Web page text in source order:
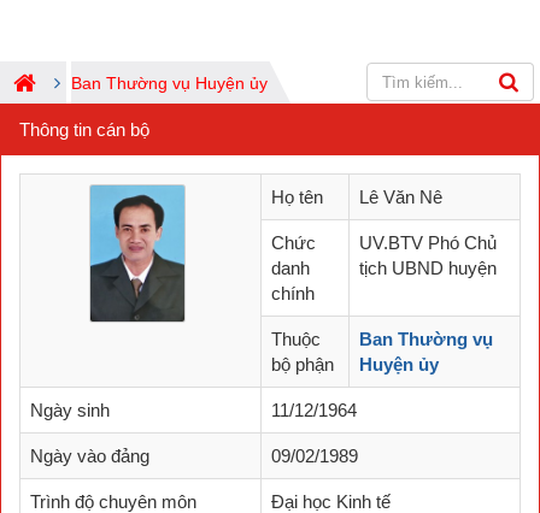
Ban Thường vụ Huyện ủy
Thông tin cán bộ
Họ tên Lê Văn Nê
Chức
danh
chính
UV.BTV Phó Chủ
tịch UBND huyện
Thuộc
bộ phận
Ban Thường vụ
Huyện ủy
Ngày sinh 11/12/1964
Ngày vào đảng 09/02/1989
Trình độ chuyên môn Đại học Kinh tế